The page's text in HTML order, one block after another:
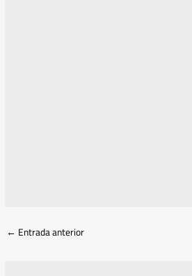
← Entrada anterior